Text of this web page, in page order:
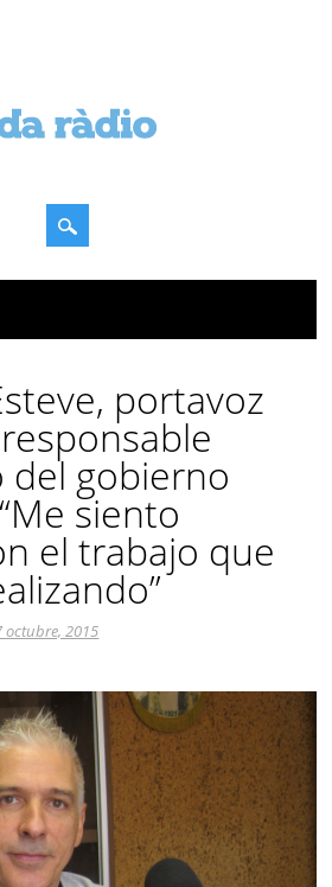
portavoz
del gobierno
siento
el trabajo que
octubre, 2015